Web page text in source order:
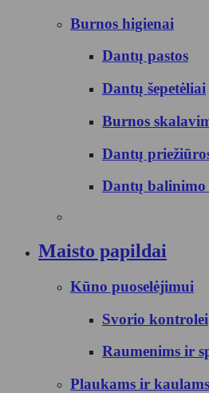
Burnos higienai
Dantų pastos
Dantų šepetėliai
Burnos
Dantų
Dantų balinimo
Maisto papildai
Kūno puoselėjimui
Svorio kontrolei
Raumenims ir
Plaukams ir kaulams